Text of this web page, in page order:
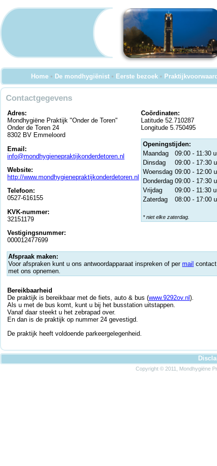
Home • De mondhygiënist • Eerste bezoek •
Contactgegevens
Adres:
Mondhygiëne Praktijk "Onder de Toren"
Onder de Toren 24
8302 BV Emmeloord
Email:
info@mondhygienepraktijkonderdetoren.nl
Website:
http://www.mondhygienepraktijkonderdetoren.nl
Telefoon:
0527-616155
KVK-nummer:
32151179
Vestigingsnummer:
000012477699
Coördinaten:
Latitude 52.710287
Longitude 5.750495
Openingstijden:
Maandag
09:00 - 11:30
Dinsdag
09:00 - 17:30
Woensdag 09:00 - 12:00
Donderdag 09:00 - 17:30
Vrijdag
09:00 - 11:30
Zaterdag
08:00 - 17:00
* niet elke zaterdag.
Afspraak maken:
Voor afspraken kunt u ons antwoordapparaat inspreken of per mail contact
met ons opnemen.
Bereikbaarheid
De praktijk is bereikbaar met de fiets, auto & bus (www.9292ov.nl ).
Als u met de bus komt, kunt u bij het busstation uitstappen.
Vanaf daar steekt u het zebrapad over.
En dan is de praktijk op nummer 24 gevestigd.
De praktijk heeft voldoende parkeergelegenheid.
Copyright © 2011, Mondhygiëne